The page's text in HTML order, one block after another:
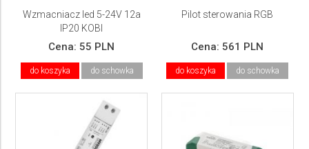
Wzmacniacz led 5-24V 12a
IP20 KOBI
Cena: 55 PLN
do koszyka do schowka
Pilot sterowania RGB
Cena: 561 PLN
do koszyka do schowka